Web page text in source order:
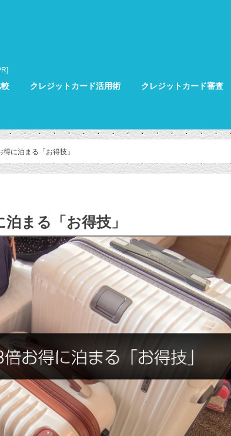
クレジットカード活用術 クレジットカード審査
グ
に泊まる「お得技」
まる「お得技」